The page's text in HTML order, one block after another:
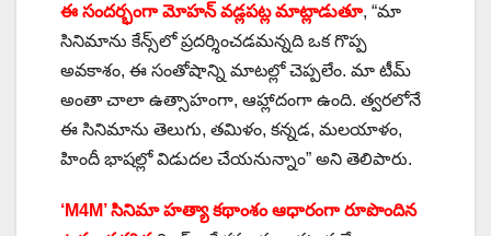
ఈ సందర్భంగా మోహన్ వడ్లపట్ల మాట్లాడుతూ, “మా
సినిమాను కేన్స్‌లో ప్రదర్శించడమన్నది ఒక గొప్ప
అవకాశం, ఈ సంతోషాన్ని మాటల్లో చెప్పలేం. మా టీమ్
అంతా చాలా ఉత్సాహంగా, ఆహ్లాదంగా ఉంది. త్వరలోనే
ఈ సినిమాను తెలుగు, తమిళం, కన్నడ, మలయాళం,
హిందీ భాషల్లో విడుదల చేయనున్నాం” అని తెలిపారు.
‘M4M’ సినిమా హత్యా కథాంశం ఆధారంగా రూపొందిన